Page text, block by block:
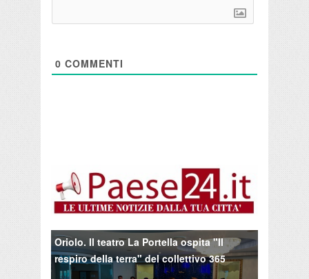
0 COMMENTI
Oriolo. Il teatro La Portella ospita "Il
respiro della terra" del collettivo 365